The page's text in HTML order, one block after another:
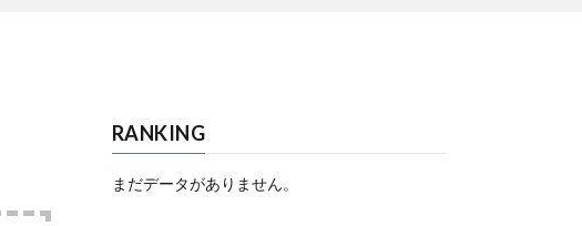
RANKING
まだデータがありません。